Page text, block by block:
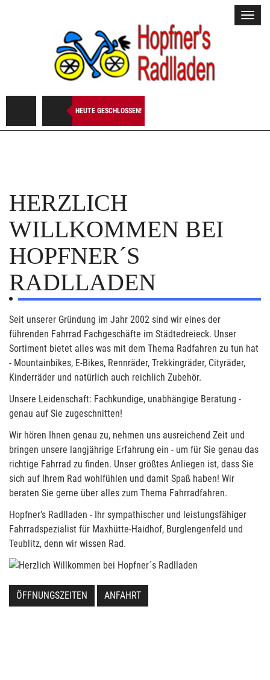
HEUTE GESCHLOSSEN!
HERZLICH
WILLKOMMEN BEI
HOPFNER´S
RADLLADEN
Seit unserer Gründung im Jahr 2002 sind wir eines der
führenden Fahrrad Fachgeschäfte im Städtedreieck. Unser
Sortiment bietet alles was mit dem Thema Radfahren zu tun hat
- Mountainbikes, E-Bikes, Rennräder, Trekkingräder, Cityräder,
Kinderräder und natürlich auch reichlich Zubehör.
Unsere Leidenschaft: Fachkundige, unabhängige Beratung -
genau auf Sie zugeschnitten!
Wir hören Ihnen genau zu, nehmen uns ausreichend Zeit und
bringen unsere langjährige Erfahrung ein - um für Sie genau das
richtige Fahrrad zu finden. Unser größtes Anliegen ist, dass Sie
sich auf Ihrem Rad wohlfühlen und damit Spaß haben! Wir
beraten Sie gerne über alles zum Thema Fahrradfahren.
Hopfner’s Radlladen - Ihr sympathischer und leistungsfähiger
Fahrradspezialist für Maxhütte-Haidhof, Burglengenfeld und
Teublitz, denn wir wissen Rad.
ÖFFNUNGSZEITEN ANFAHRT